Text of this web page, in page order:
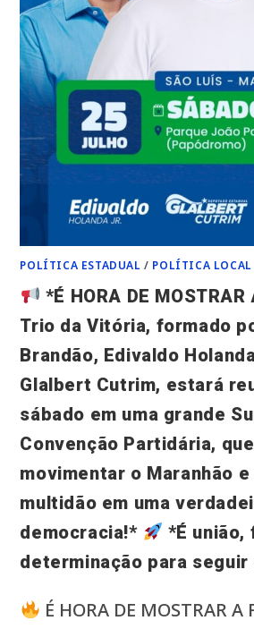
POLÍTICA ESTADUAL / POLÍTICA LOCAL
*É HORA DE MOSTRAR
Trio da Vitória, formado
Brandão, Edivaldo
Glalbert Cutrim, estará
sábado em uma grande
Convenção Partidária,
movimentar o Maranhão
multidão em uma
democracia!*
*É união,
determinação para
É HORA DE MOSTRAR A